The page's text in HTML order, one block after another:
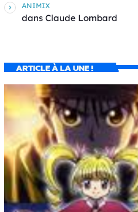
ANIMIX
dans Claude Lombard
ARTICLE À LA UNE !